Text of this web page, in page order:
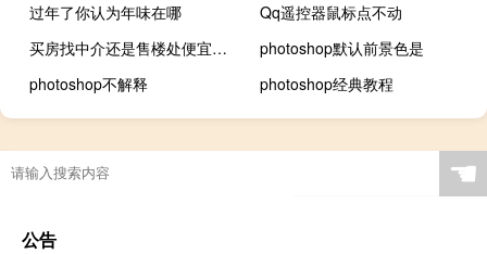
过年了你认为年味在哪
Qq遥控器鼠标点不动
买房找中介还是售楼处便宜（买房找中介还是售楼处）
photoshop默认前景色是
photoshop不解释
photoshop经典教程
☚
公告